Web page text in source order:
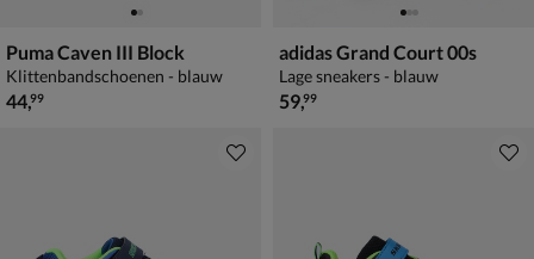
Puma Caven III Block
Klittenbandschoenen - blauw
€ 44,99
44,99
adidas Grand Court 00s
Lage sneakers - blauw
€ 59,99
59,99